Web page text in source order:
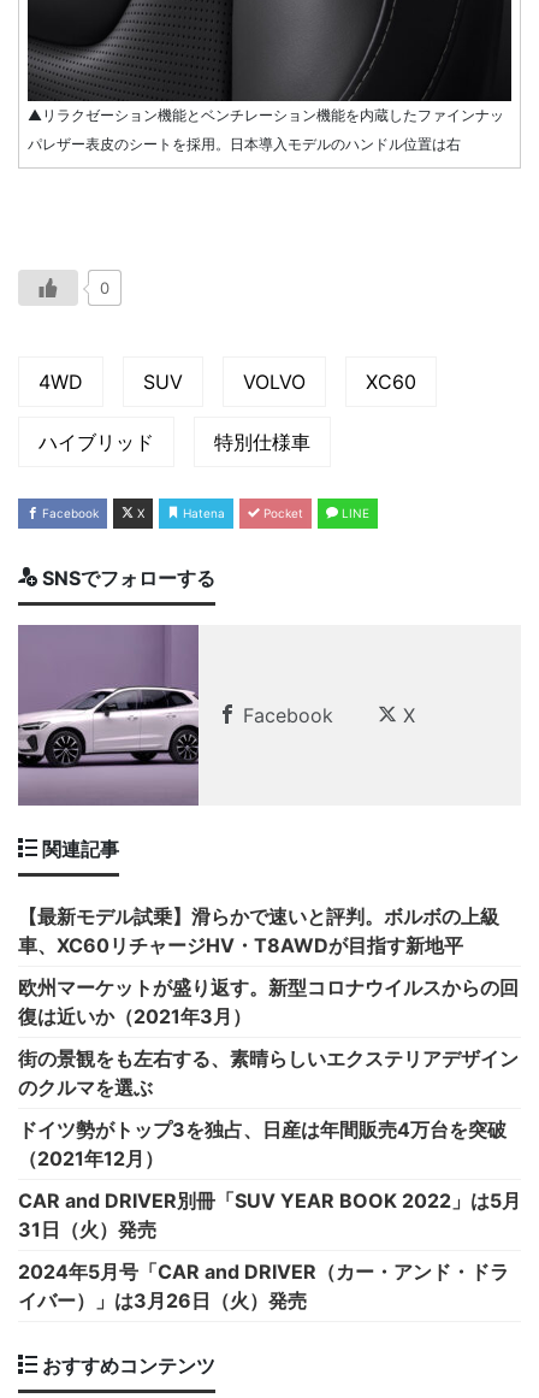
▲リラクゼーション機能とベンチレーション機能を内蔵したファインナッ
パレザー表皮のシートを採用。日本導入モデルのハンドル位置は右
0
4WD SUV VOLVO XC60
ハイブリッド 特別仕様車
Facebook X Hatena Pocket LINE
SNSでフォローする
Facebook X
関連記事
【最新モデル試乗】滑らかで速いと評判。ボルボの上級
車、XC60リチャージHV・T8AWDが目指す新地平
欧州マーケットが盛り返す。新型コロナウイルスからの回
復は近いか（2021年3月）
街の景観をも左右する、素晴らしいエクステリアデザイン
のクルマを選ぶ
ドイツ勢がトップ3を独占、日産は年間販売4万台を突破
（2021年12月）
CAR and DRIVER別冊「SUV YEAR BOOK 2022」は5月
31日（火）発売
2024年5月号「CAR and DRIVER（カー・アンド・ドラ
イバー）」は3月26日（火）発売
おすすめコンテンツ